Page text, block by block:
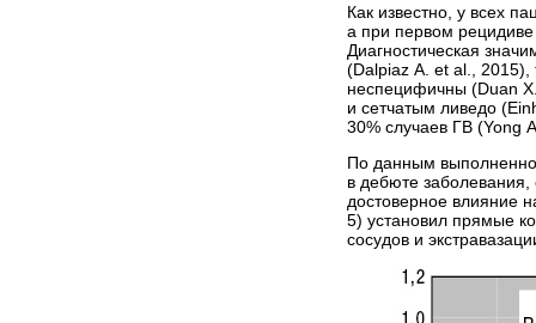
Как известно, у всех
а при первом
Диагностическая
(Dalpiaz A. et al., 2015),
неспецифичны (Duan
и сетчатым ливедо
30% случаев ГВ (Yong
По данным
в дебюте
достоверное влияние
5) установил прямые
сосудов и